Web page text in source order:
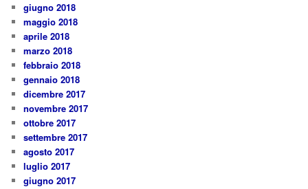
giugno 2018
maggio 2018
aprile 2018
marzo 2018
febbraio 2018
gennaio 2018
dicembre 2017
novembre 2017
ottobre 2017
settembre 2017
agosto 2017
luglio 2017
giugno 2017